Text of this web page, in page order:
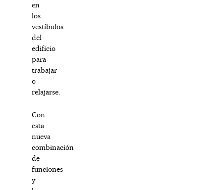
en
los
vestíbulos
del
edificio
para
trabajar
o
relajarse.
Con
esta
nueva
combinación
de
funciones
y